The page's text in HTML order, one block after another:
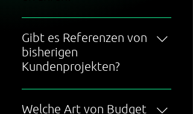
Schreibe uns gerne ein Mail oder
rufe uns gerne an. Alle
Kontaktdaten findest du auf
unsere Website. Wir uns von dir zu
Gibt es Referenzen von
bisherigen
Kundenprojekten?
Ja, auf unsere Website findest du
einige Referenzen von unseren
Welche Art von Budget